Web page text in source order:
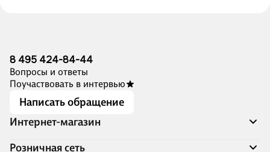
8 495 424-84-44
Вопросы и ответы
Поучаствовать в интервью
Написать обращение
Интернет-магазин
Акции
Розничная сеть